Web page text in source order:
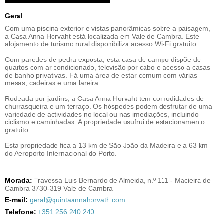
Geral
Com uma piscina exterior e vistas panorâmicas sobre a paisagem,
a Casa Anna Horvaht está localizada em Vale de Cambra. Este
alojamento de turismo rural disponibiliza acesso Wi-Fi gratuito.
Com paredes de pedra exposta, esta casa de campo dispõe de
quartos com ar condicionado, televisão por cabo e acesso a casas
de banho privativas. Há uma área de estar comum com várias
mesas, cadeiras e uma lareira.
Rodeada por jardins, a Casa Anna Horvaht tem comodidades de
churrasqueira e um terraço. Os hóspedes podem desfrutar de uma
variedade de actividades no local ou nas imediações, incluindo
ciclismo e caminhadas. A propriedade usufrui de estacionamento
gratuito.
Esta propriedade fica a 13 km de São João da Madeira e a 63 km
do Aeroporto Internacional do Porto.
Morada: Travessa Luis Bernardo de Almeida, n.º 111 - Macieira de
Cambra 3730-319 Vale de Cambra
E-mail: geral@quintaannahorvath.com
Telefone: +351 256 240 240